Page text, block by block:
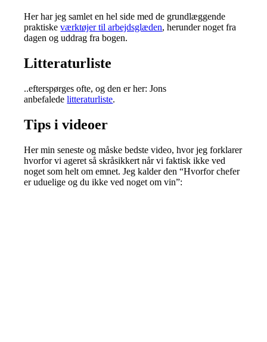
Her har jeg samlet en hel side med de grundlæggende
praktiskeværktøjer til arbejdsglæden, herunder noget fra
dagen og uddrag fra bogen.
Litteraturliste
..efterspørges ofte, og den er her: Jons
anbefaledelitteraturliste.
Tips i videoer
Her min seneste og måske bedste video, hvor jeg forklarer
hvorfor vi ageret så skråsikkert når vi faktisk ikke ved
noget som helt om emnet. Jeg kalder den “Hvorfor chefer
er uduelige og du ikke ved noget om vin”: